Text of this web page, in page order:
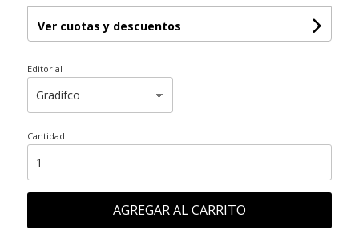
Ver cuotas y descuentos
Editorial
Cantidad
AGREGAR AL CARRITO